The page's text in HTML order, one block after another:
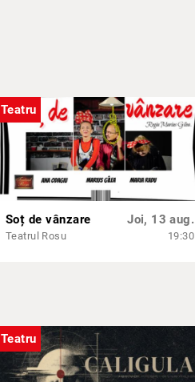
Teatru
Soț de vânzare
Teatrul Rosu
Joi, 13 aug.
19:30
Teatru